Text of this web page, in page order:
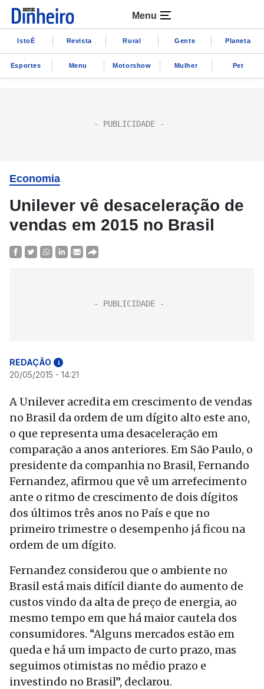
Menu
IstoÉ Revista Rural Gente Planeta
Esportes Menu Motorshow Mulher Pet
Economia
Unilever vê desaceleração de
vendas em 2015 no Brasil
REDAÇÃO i
20/05/2015 - 14:21
A Unilever acredita em crescimento de vendas
no Brasil da ordem de um dígito alto este ano,
o que representa uma desaceleração em
comparação a anos anteriores. Em São Paulo, o
presidente da companhia no Brasil, Fernando
Fernandez, afirmou que vê um arrefecimento
ante o ritmo de crescimento de dois dígitos
dos últimos três anos no País e que no
primeiro trimestre o desempenho já ficou na
ordem de um dígito.
Fernandez considerou que o ambiente no
Brasil está mais difícil diante do aumento de
custos vindo da alta de preço de energia, ao
mesmo tempo em que há maior cautela dos
consumidores. “Alguns mercados estão em
queda e há um impacto de curto prazo, mas
seguimos otimistas no médio prazo e
investindo no Brasil”, declarou.